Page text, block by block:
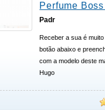
Perfume
Padr
Receber a sua é
botão abaixo e
com a modelo deste
Hugo